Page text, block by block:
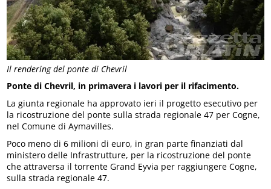
Il rendering del ponte di Chevril
Ponte di Chevril, in primavera i lavori per il rifacimento.
La giunta regionale ha approvato ieri il progetto esecutivo per
la ricostruzione del ponte sulla strada regionale 47 per Cogne,
nel Comune di Aymavilles.
Poco meno di 6 milioni di euro, in gran parte finanziati dal
ministero delle Infrastrutture, per la ricostruzione del ponte
che attraversa il torrente Grand Eyvia per raggiungere Cogne,
sulla strada regionale 47.